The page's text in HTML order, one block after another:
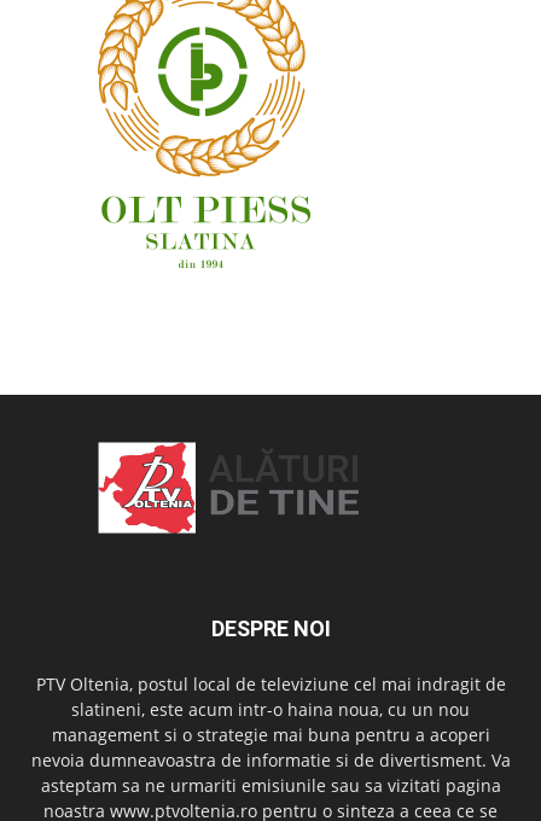
DESPRE NOI
PTV Oltenia, postul local de televiziune cel mai indragit de
slatineni, este acum intr-o haina noua, cu un nou
management si o strategie mai buna pentru a acoperi
nevoia dumneavoastra de informatie si de divertisment. Va
asteptam sa ne urmariti emisiunile sau sa vizitati pagina
noastra www.ptvoltenia.ro pentru o sinteza a ceea ce se